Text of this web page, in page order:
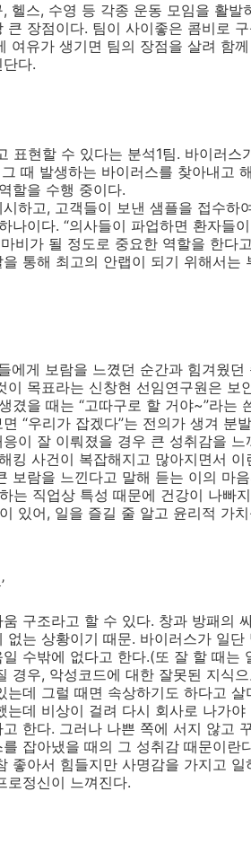
헬스, 수영 등 각종 운동 모임을 활발
큰 장점이다. 팀이 사이좋은 콤비로
여유가 생기면 팀의 장점을 살려 함
다.
표현할 수 있다는 분석1팀. 바이러스
때 발생하는 바이러스를 찾아내고
할을 수행 중이다.
하고, 고객들이 보낸 샘플을 접수하
나이다. “의사들이 파업하면 환자들
비가 될 정도로 중요한 역할을 한다
통해 최고의 안랩이 되기 위해서는
에게 보람을 느꼈던 순간과 힘겨웠던
목표라는 신창현 선임연구원은 보
겼을 때는 “고따구로 할 거야~”라는
“우리가 잡겠다”는 전의가 생겨 분
이 잘 이뤄졌을 경우 큰 성취감을
킹 사건이 복잡해지고 많아지면서 이
보람을 느낀다고 말해 듣는 이의 마
는 직업상 특성 때문에 건강이 나빠
있어, 일을 즐길 줄 알고 윤리적 가
구조라고 할 수 있다. 창과 방패의
없는 상황이기 때문. 바이러스가 일
수밖에 없다고 한다.(또 잘 할 때는
경우, 악성코드에 대한 잘못된 지식
데 그럴 때면 속상하기도 하다고 살
데 비상이 걸려 다시 회사로 나가
한다. 그러나 나쁜 쪽에 서지 않고
잡아냈을 때의 그 성취감 때문이란
좋아서 힘들지만 사명감을 가지고 일
로정신이 느껴진다.